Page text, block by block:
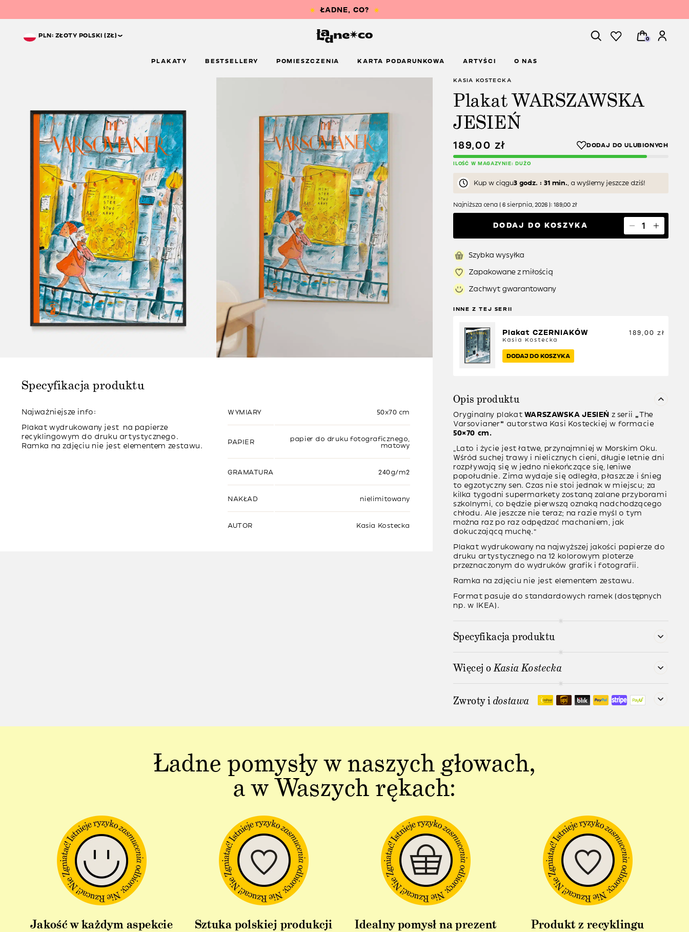
PLN: ZŁOTY POLSKI (ZŁ)^
0
PLAKATY BESTSELLERY POMIESZCZENIA KARTA PODARUNKOWA ARTYŚCI O NAS
Specyfikacja produktu
Najważniejsze info:
Plakat wydrukowany jest na papierze
recyklingowym do druku artystycznego.
Ramka na zdjęciu nie jest elementem zestawu.
WYMIARY 50x70 cm
PAPIER
papier do druku fotograficznego,
matowy
GRAMATURA 240g/m2
NAKŁAD nielimitowany
AUTOR Kasia Kostecka
KASIA KOSTECKA
Plakat WARSZAWSKA
JESIEŃ
189,00 zł
ILOŚĆ W MAGAZYNIE: DUŻO
Kup w ciągu3 godz. : 31 min. , a wyślemy jeszcze dziś!
Najniższa cena ( 6 sierpnia, 2026 ): 189,00 zł
DODAJ DO KOSZYKA
Szybka wysyłka
Zapakowane z miłością
Zachwyt gwarantowany
INNE Z TEJ SERII
Plakat CZERNIAKÓW
Kasia Kostecka
189,00 zł
DODAJ DO KOSZYKA
Opis produktu
Oryginalny plakat WARSZAWSKA JESIEŃ z serii “The
Varsovianer” autorstwa Kasi Kosteckiej w formacie
50×70 cm.
“Lato i życie jest łatwe, przynajmniej w Morskim Oku.
Wśród suchej trawy i nielicznych cieni, długie letnie dni
rozpływają się w jedno niekończące się, leniwe
popołudnie. Zima wydaje się odległa, płaszcze i śnieg
to egzotyczny sen. Czas nie stoi jednak w miejscu; za
kilka tygodni supermarkety zostaną zalane przyborami
szkolnymi, co będzie pierwszą oznaką nadchodzącego
chłodu. Ale jeszcze nie teraz; na razie myśl o tym
można raz po raz odpędzać machaniem, jak
dokuczającą muchę.”
Plakat wydrukowany na najwyższej jakości papierze do
druku artystycznego na 12 kolorowym ploterze
przeznaczonym do wydruków grafik i fotografii.
Ramka na zdjęciu nie jest elementem zestawu.
Format pasuje do standardowych ramek (dostępnych
np. w IKEA).
Specyfikacja produktu
Więcej oKasia Kostecka
Zwroty idostawa
Ładne pomysły w naszych głowach,
a w Waszych rękach:
Jakość w każdym aspekcie Sztuka polskiej produkcji Idealny pomysł na prezent Produkt z recyklingu